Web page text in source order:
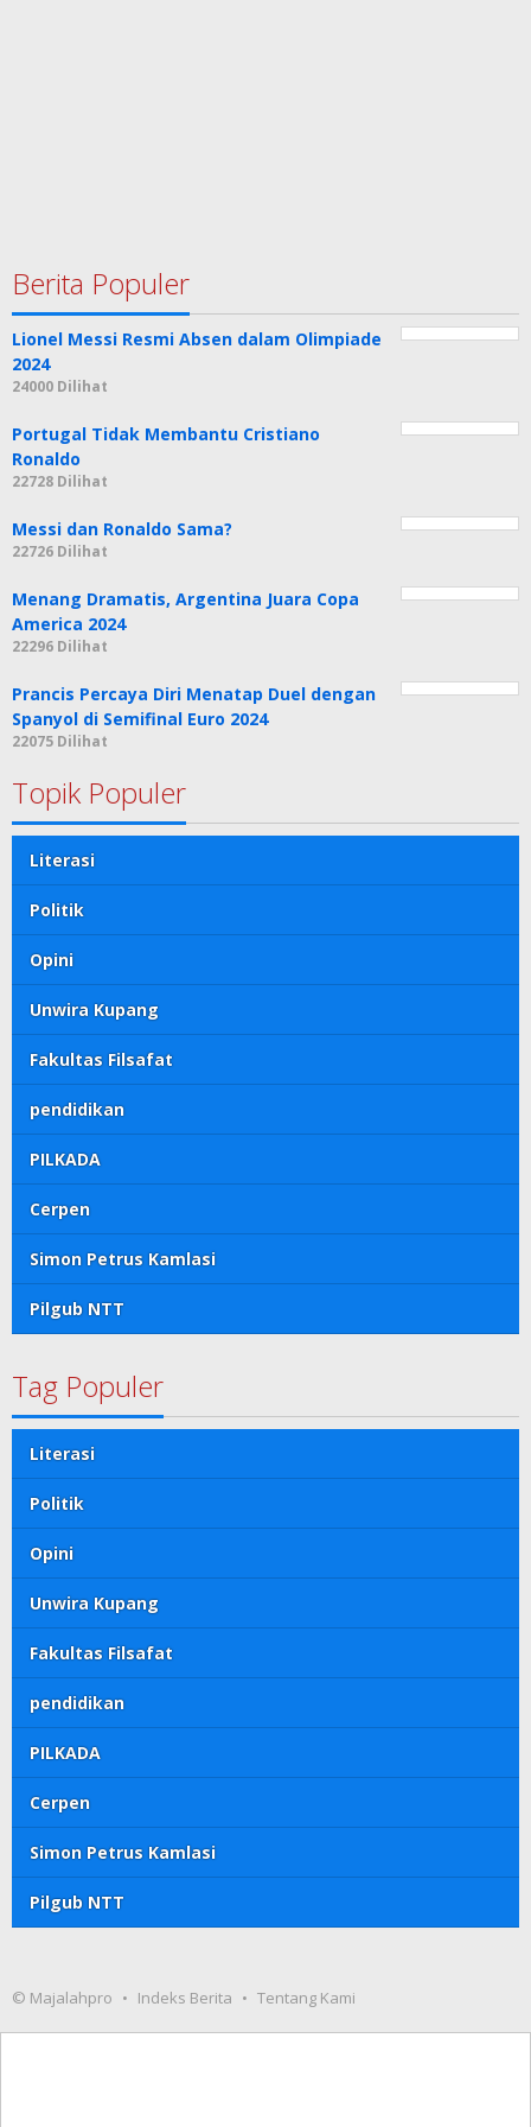
Berita Populer
Lionel Messi Resmi Absen dalam Olimpiade
2024
24000 Dilihat
Portugal Tidak Membantu Cristiano
Ronaldo
22728 Dilihat
Messi dan Ronaldo Sama?
22726 Dilihat
Menang Dramatis, Argentina Juara Copa
America 2024
22296 Dilihat
Prancis Percaya Diri Menatap Duel dengan
Spanyol di Semifinal Euro 2024
22075 Dilihat
Topik Populer
Literasi
Politik
Opini
Unwira Kupang
Fakultas Filsafat
pendidikan
PILKADA
Cerpen
Simon Petrus Kamlasi
Pilgub NTT
Tag Populer
Literasi
Politik
Opini
Unwira Kupang
Fakultas Filsafat
pendidikan
PILKADA
Cerpen
Simon Petrus Kamlasi
Pilgub NTT
© Majalahpro Indeks Berita Tentang Kami